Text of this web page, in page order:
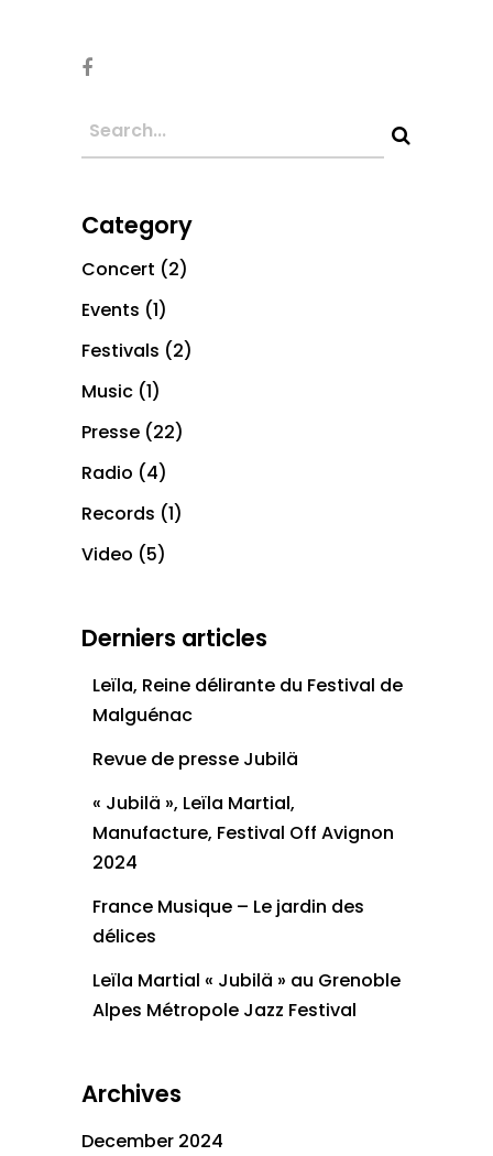
Category
Concert (2)
Events (1)
Festivals (2)
Music (1)
Presse (22)
Radio (4)
Records (1)
Video (5)
Derniers articles
Leïla, Reine délirante du Festival de
Malguénac
Revue de presse Jubilä
« Jubilä », Leïla Martial,
Manufacture, Festival Off Avignon
2024
France Musique – Le jardin des
délices
Leïla Martial « Jubilä » au Grenoble
Alpes Métropole Jazz Festival
Archives
December 2024